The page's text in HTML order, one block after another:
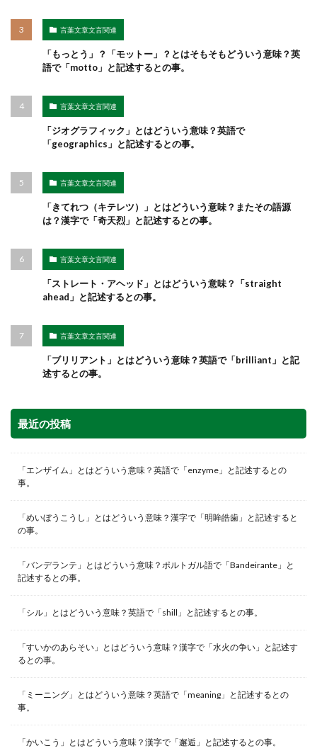
言葉文章文言関連
「もっとう」？「モットー」？とはそもそもどういう意味？英
語で「motto」と記述するとの事。
言葉文章文言関連
「ジオグラフィック」とはどういう意味？英語で
「geographics」と記述するとの事。
言葉文章文言関連
「きてれつ（キテレツ）」とはどういう意味？またその語源
は？漢字で「奇天烈」と記述するとの事。
言葉文章文言関連
「ストレート・アヘッド」とはどういう意味？「straight
ahead」と記述するとの事。
言葉文章文言関連
「ブリリアント」とはどういう意味？英語で「brilliant」と記
述するとの事。
最近の投稿
「エンザイム」とはどういう意味？英語で「enzyme」と記述するとの
事。
「めいぼうこうし」とはどういう意味？漢字で「明眸皓歯」と記述すると
の事。
「バンデランテ」とはどういう意味？ポルトガル語で「Bandeirante」と
記述するとの事。
「シル」とはどういう意味？英語で「shill」と記述するとの事。
「すいかのあらそい」とはどういう意味？漢字で「水火の争い」と記述す
るとの事。
「ミーニング」とはどういう意味？英語で「meaning」と記述するとの
事。
「かいこう」とはどういう意味？漢字で「邂逅」と記述するとの事。